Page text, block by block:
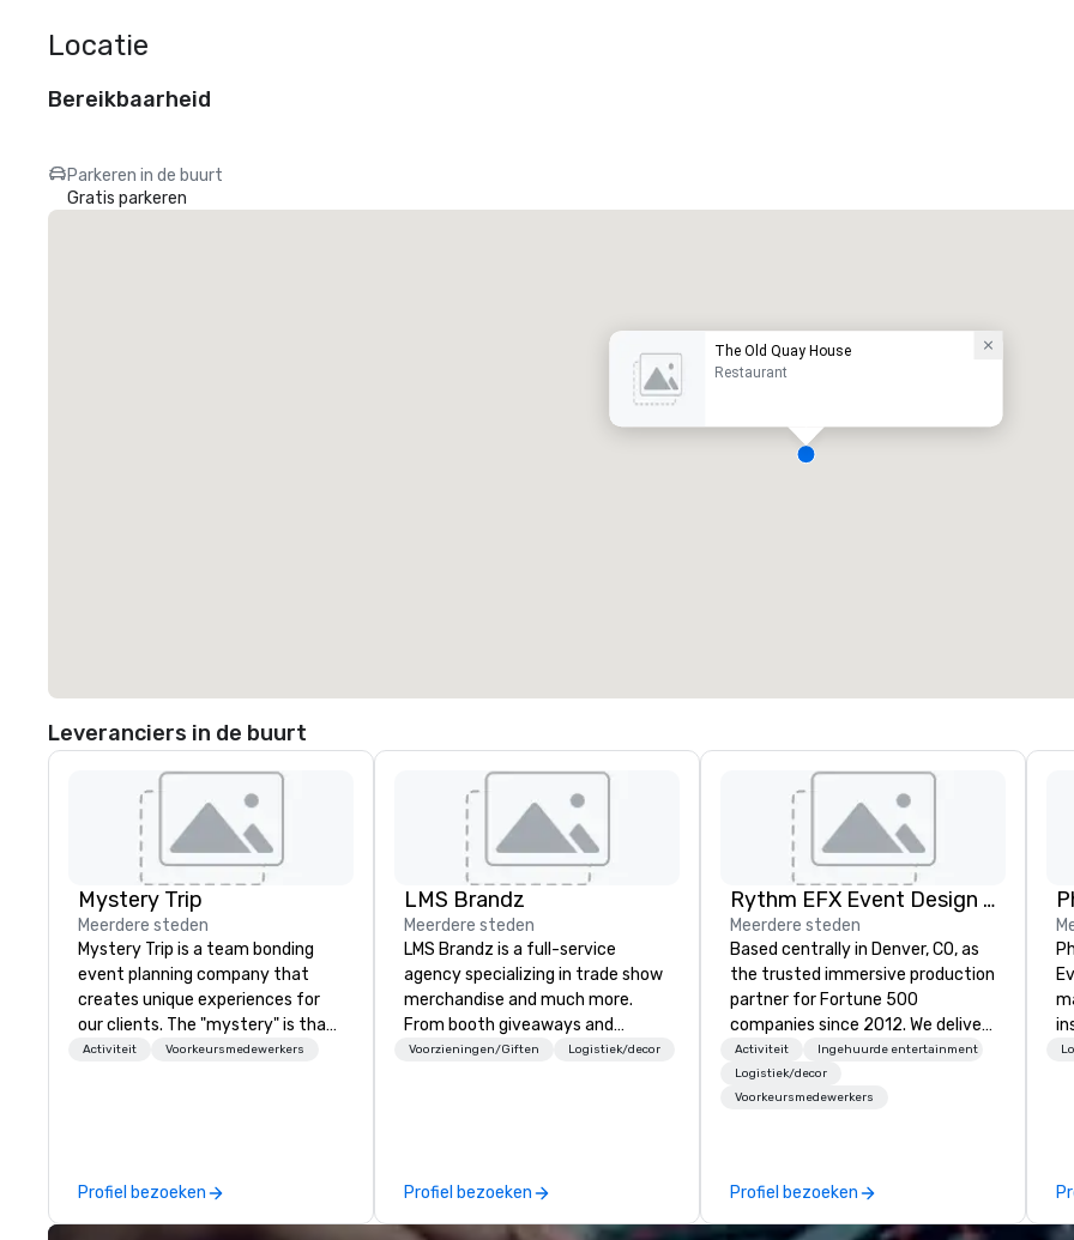
Locatie
Bereikbaarheid
Parkeren in de buurt
Gratis parkeren
The Old Quay House
Restaurant
Leveranciers in de buurt
Mystery Trip
Meerdere steden
Mystery Trip is a team bonding
event planning company that
creates unique experiences for
our clients. The "mystery" is that
none of your guests will know
merge - and build each of our
events with this philosophy in
Activiteit Voorkeursmedewerkers
Profiel bezoeken
LMS Brandz
Meerdere steden
LMS Brandz is a full-service
agency specializing in trade show
merchandise and much more.
From booth giveaways and
branded apparel to executive
choose from, our 20+ years of
industry experience and
Voorzieningen/Giften Logistiek/decor
Profiel bezoeken
Rythm EFX Event Design & Fabrication
Meerdere steden
Based centrally in Denver, CO, as
the trusted immersive production
partner for Fortune 500
companies since 2012. We deliver
stunning premium AV and in-
house custom scenic fabrication
nationwide, so your event feels
coordination. Clients keep coming
back because we make
Activiteit
Ingehuurde entertainment
Logistiek/decor
Voorkeursmedewerkers
Profiel bezoeken